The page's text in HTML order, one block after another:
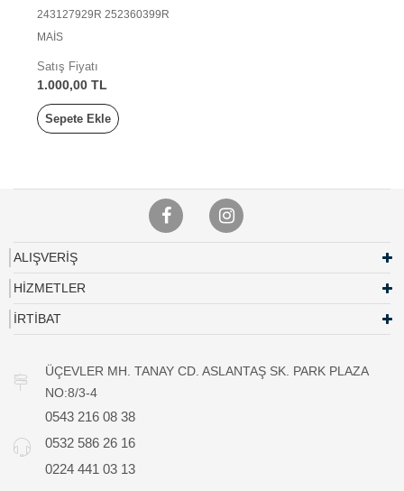
243127929R 252360399R
MAİS
Satış Fiyatı
1.000,00 TL
Sepete Ekle
ALIŞVERİŞ
HİZMETLER
İRTİBAT
ÜÇEVLER MH. TANAY CD. ASLANTAŞ SK. PARK PLAZA
NO:8/3-4
0543 216 08 38
0532 586 26 16
0224 441 03 13